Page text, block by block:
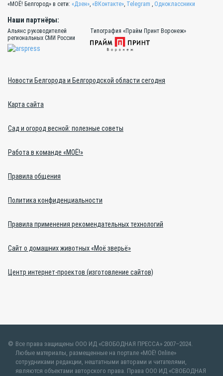
«МОЁ! Белгород» в сети: «Дзен», «ВКонтакте», Telegram , Одноклассники
Наши партнёры:
Альянс руководителей
региональных СМИ России
Типография «Прайм Принт Воронеж»
Новости Белгорода и Белгородской области сегодня
Карта сайта
Сад и огород весной: полезные советы
Работа в команде «МОЁ!»
Правила общения
Политика конфиденциальности
Правила применения рекомендательных технологий
Сайт о домашних животных «Моё зверьё»
Центр интернет-проектов (изготовление сайтов)
Все права защищены ООО ИД «СВОБОДНАЯ ПРЕССА» 2007–2024.
Любые материалы, размещенные на портале «МОЁ! Online»
сотрудниками редакции, нештатными авторами и читателями,
являются объектами авторского права. Права ООО ИД «СВОБОДНАЯ